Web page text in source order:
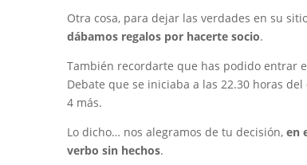
Otra cosa, para dejar las verdades en su
dábamos regalos por hacerte socio.
También recordarte que has podido entrar
Debate que se iniciaba a las 22.30 horas
4 más.
Lo dicho… nos alegramos de tu decisión, en
verbo sin hechos.